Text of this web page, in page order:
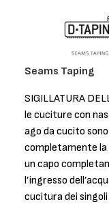
Seams Taping
SIGILLATURA
le cuciture con
ago da cucito
completamente la
un capo
l’ingresso
cucitura dei singoli